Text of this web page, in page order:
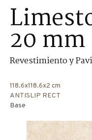
20 mm
Revestimiento y
118.6x118.6x2 cm
ANTISLIP RECT
Base